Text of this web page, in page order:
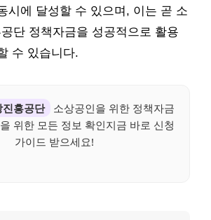
시에 달성할 수 있으며, 이는 곧 소
단 정책자금을 성공적으로 활용
수 있습니다.
흥공단
소상공인을 위한 정책자금
위한 모든 정보 확인지금 바로 신청
가이드 받으세요!